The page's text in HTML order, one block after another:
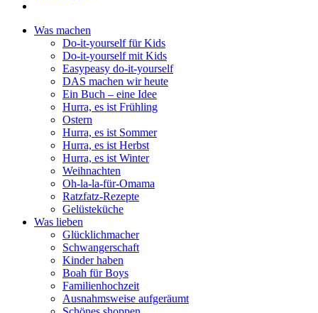
Was machen
Do-it-yourself für Kids
Do-it-yourself mit Kids
Easypeasy do-it-yourself
DAS machen wir heute
Ein Buch – eine Idee
Hurra, es ist Frühling
Ostern
Hurra, es ist Sommer
Hurra, es ist Herbst
Hurra, es ist Winter
Weihnachten
Oh-la-la-für-Omama
Ratzfatz-Rezepte
Gelüsteküche
Was lieben
Glücklichmacher
Schwangerschaft
Kinder haben
Boah für Boys
Familienhochzeit
Ausnahmsweise aufgeräumt